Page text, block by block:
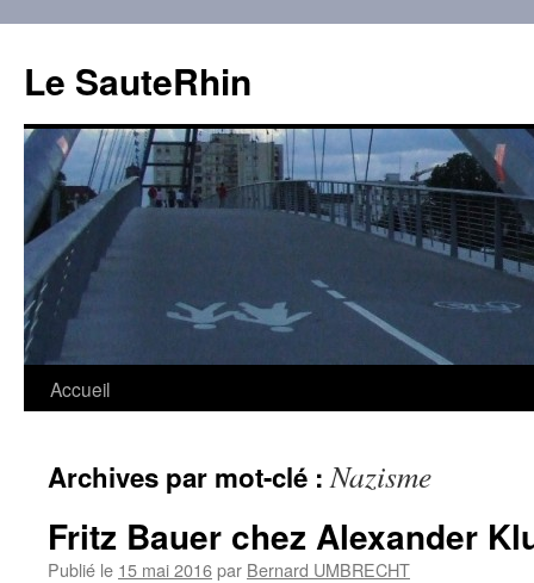
contenu
Le SauteRhin
Accueil
Archives par mot-clé :Nazisme
Fritz Bauer chez Alexander
Publié le 15 mai 2016par Bernard UMBRECHT